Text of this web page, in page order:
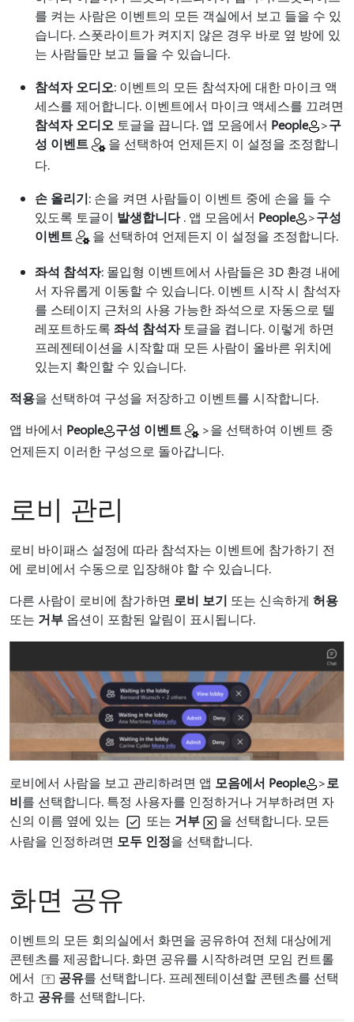
를 켜는 사람은 이벤트의 모든 객실에서 보고 들을 수 있
습니다. 스폿라이트가 켜지지 않은 경우 바로 옆 방에 있
는 사람들만 보고 들을 수 있습니다.
참석자 오디오: 이벤트의 모든 참석자에 대한 마이크 액
세스를 제어합니다. 이벤트에서 마이크 액세스를 끄려면
참석자 오디오 토글을 끕니다. 앱 모음에서 People >구
성 이벤트
을 선택하여 언제든지 이 설정을 조정합니
다.
손 올리기: 손을 켜면 사람들이 이벤트 중에 손을 들 수
있도록 토글이 발생합니다. 앱 모음에서 People >구성
이벤트
을 선택하여 언제든지 이 설정을 조정합니다.
좌석 참석자: 몰입형 이벤트에서 사람들은 3D 환경 내에
서 자유롭게 이동할 수 있습니다. 이벤트 시작 시 참석자
를 스테이지 근처의 사용 가능한 좌석으로 자동으로 텔
레포트하도록 좌석 참석자토글을 켭니다. 이렇게 하면
프레젠테이션을 시작할 때 모든 사람이 올바른 위치에
있는지 확인할 수 있습니다.
적용을 선택하여 구성을 저장하고 이벤트를 시작합니다.
앱 바에서 People 구성 이벤트
>을 선택하여 이벤트 중
언제든지 이러한 구성으로 돌아갑니다.
로비 관리
로비 바이패스 설정에 따라 참석자는 이벤트에 참가하기 전
에 로비에서 수동으로 입장해야 할 수 있습니다.
다른 사람이 로비에 참가하면 로비 보기 또는 신속하게 허용
또는 거부 옵션이 포함된 알림이 표시됩니다.
로비에서 사람을 보고 관리하려면 앱 모음에서 People >로
비를 선택합니다. 특정 사용자를 인정하거나 거부하려면 자
신의 이름 옆에 있는 또는 거부
을 선택합니다. 모든
사람을 인정하려면 모두 인정을 선택합니다.
화면 공유
이벤트의 모든 회의실에서 화면을 공유하여 전체 대상에게
콘텐츠를 제공합니다. 화면 공유를 시작하려면 모임 컨트롤
에서
공유를 선택합니다. 프레젠테이션할 콘텐츠를 선택
하고 공유를 선택합니다.